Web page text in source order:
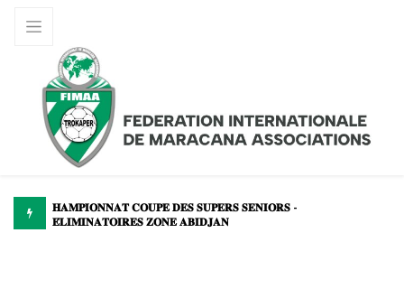
𝐒𝐄𝐍𝐈𝐎𝐑𝐒 -
CHAMPIONNAT COUPE DES SUPER
ELIMINATOIRES ZONE ABIBJAN :